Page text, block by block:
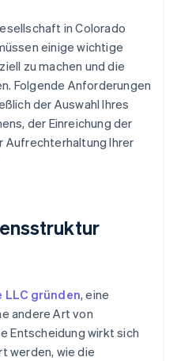
in Colorado
einige wichtige
zu machen und die
Folgende Anforderungen
der Auswahl Ihres
der Einreichung der
Aufrechterhaltung Ihrer
LLC gründen, eine
andere Art von
Entscheidung wirkt sich
werden, wie die